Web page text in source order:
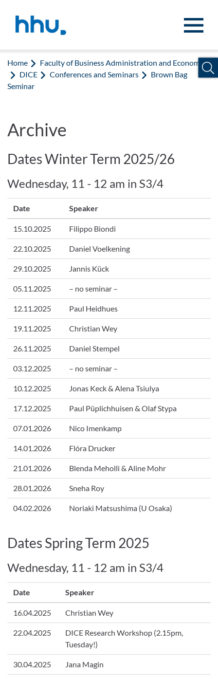
Home
Faculty of Business Administration and Economics
DICE
Conferences and Seminars
Brown Bag
Seminar
Archive
Dates Winter Term 2025/26
Wednesday, 11 - 12 am in S3/4
Date Speaker
15.10.2025 Filippo Biondi
22.10.2025 Daniel Voelkening
29.10.2025 Jannis Kück
05.11.2025 – no seminar –
12.11.2025 Paul Heidhues
19.11.2025 Christian Wey
26.11.2025 Daniel Stempel
03.12.2025 – no seminar –
10.12.2025 Jonas Keck & Alena Tsiulya
17.12.2025 Paul Püplichhuisen & Olaf Stypa
07.01.2026 Nico Imenkamp
14.01.2026 Flóra Drucker
21.01.2026 Blenda Meholli & Aline Mohr
28.01.2026 Sneha Roy
04.02.2026 Noriaki Matsushima (U Osaka)
Dates Spring Term 2025
Wednesday, 11 - 12 am in S3/4
Date Speaker
16.04.2025 Christian Wey
22.04.2025
DICE Research Workshop (2.15pm,
Tuesday!)
30.04.2025 Jana Magin